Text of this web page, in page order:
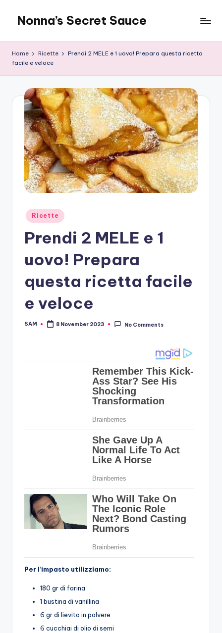
content
Nonna’s Secret Sauce
Home Ricette
Prendi 2 MELE e 1 uovo! Prepara questa ricetta
facile e veloce
Posted
in
Ricette
Prendi 2 MELE e 1
uovo! Prepara
questa ricetta facile
e veloce
Posted
SAM 8 November 2023 No Comments
Per l’impasto utilizziamo:
180 gr di farina
1 bustina di vanillina
6 gr di lievito in polvere
6 cucchiai di olio di semi